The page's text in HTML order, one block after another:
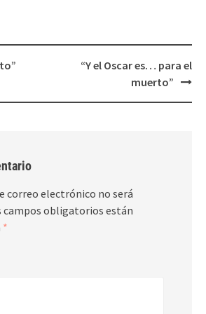
“Y el Oscar es… para el
muerto”
correo electrónico no será
campos obligatorios están
*